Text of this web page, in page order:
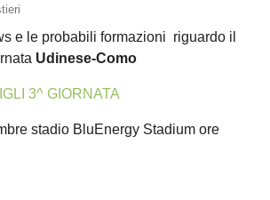
e le probabili formazioni riguardo il
Udinese-Como
3^ GIORNATA
stadio BluEnergy Stadium ore